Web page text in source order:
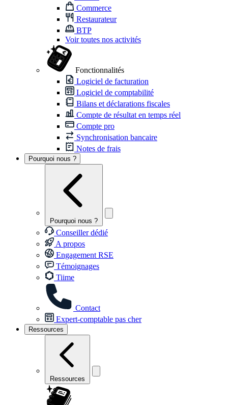
Commerce
Restaurateur
BTP
Voir toutes nos activités
Fonctionnalités
Logiciel de facturation
Logiciel de comptabilité
Bilans et déclarations fiscales
Compte de résultat en temps réel
Compte pro
Synchronisation bancaire
Notes de frais
Pourquoi nous ?
Pourquoi nous ?
Conseiller dédié
A propos
Engagement RSE
Témoignages
Tiime
Contact
Expert-comptable pas cher
Ressources
Ressources